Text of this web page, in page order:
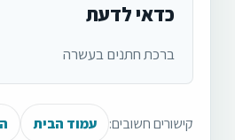
כדאי לדעת
ברכת חתנים בעשרה
קישורים חשובים: עמוד הבית